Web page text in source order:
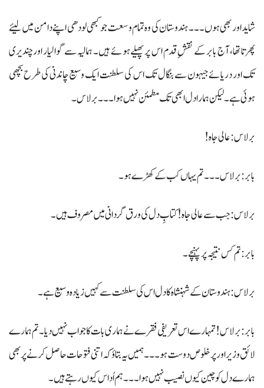
شاید اور بھی ہوں ۔۔۔ ہندوستان کی وہ تمام وسعت جو کبھی لودھی اپنے دامن میں لیئے
پھرتا تھا، آج بابر کے نقشِ قدم اس پر پھیلے ہوئے ہیں۔ ہمالیہ سے گوالیار اورچندیری
تک اور دریائے جیہون سے بنگال تک اس کی سلطنت ایک وسیع چاندنی کی طرح بچھی
ہوئی ہے ۔ لیکن ہمارا دل ابھی تک مطمئن نہیں ہوا ۔۔۔ برلاس ۔
برلاس : عالی جاہ !
بابر: برلاس۔۔۔ تم یہاں کب کے کھڑے ہو۔
برلاس : جب سے عالی جاہ ! کتابِ دل کی ورق گردانی میں مصروف ہیں۔
بابر: تم کس نتیجہ پر پہنچے ۔
برلاس: ہندوستان کے شہنشاہ کا دل اس کی سلطنت سے کہیں زیادہ وسیع ہے۔
بابر : برلاس ! تمہارے اس تعریفی فقرے نے ہماری بات کا جواب نہیں دیا ۔ تم ہمارے
لائق وزیراور پرخلوص دوست ہو ۔۔۔ ہمیں یہ بتاؤ کہ اتنی فتوحات حاصل کرنے پر بھی
ہمارے دل کو چین کیوں نصیب نہیں ہوا ۔۔۔ ہم اُداس کیوں رہتے ہیں ۔